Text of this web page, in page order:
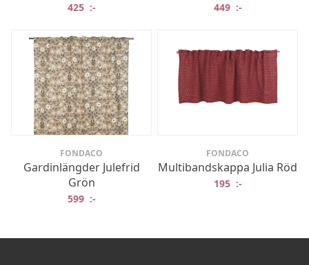
425 :- 449 :-
FONDACO
Gardinlängder Julefrid
Grön
599 :-
FONDACO
Multibandskappa Julia Röd
195 :-